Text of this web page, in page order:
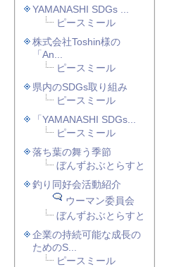
YAMANASHI SDGs ...
ピースミール
株式会社Toshin様の
「An...
ピースミール
県内のSDGs取り組み
ピースミール
「YAMANASHI SDGs...
ピースミール
落ち葉の舞う季節
ぼんずおぶとらすと
釣り同好会活動紹介
ウーマン委員会
ぼんずおぶとらすと
企業の持続可能な成長の
ためのS...
ピースミール